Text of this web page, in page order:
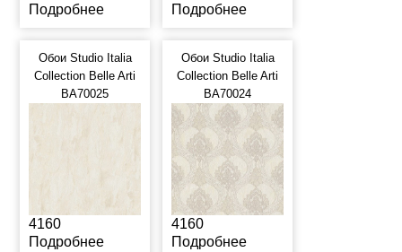
Подробнее
Подробнее
Обои Studio Italia
Collection Belle Arti
BA70025
4160
Подробнее
Обои Studio Italia
Collection Belle Arti
BA70024
4160
Подробнее